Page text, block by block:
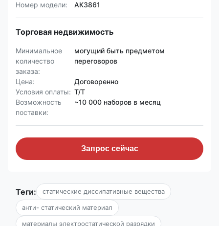
Номер модели:
АК3861
Торговая недвижимость
Минимальное
количество
заказа:
могущий быть предметом
переговоров
Цена:
Договоренно
Условия оплаты: T/T
Возможность
поставки:
~10 000 наборов в месяц
Запрос сейчас
Теги: статические диссипативные вещества
анти- статический материал
материалы электростатической разрядки